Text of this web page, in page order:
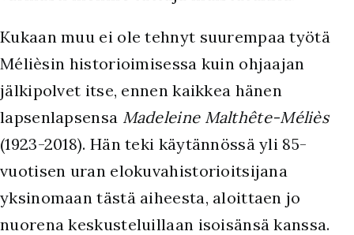
Kukaan muu ei ole tehnyt suurempaa työtä
Mélièsin historioimisessa kuin ohjaajan
jälkipolvet itse, ennen kaikkea hänen
lapsenlapsensa Madeleine Malthête-Méliès
(1923-2018). Hän teki käytännössä yli 85-
vuotisen uran elokuvahistorioitsijana
yksinomaan tästä aiheesta, aloittaen jo
nuorena keskusteluillaan isoisänsä kanssa.